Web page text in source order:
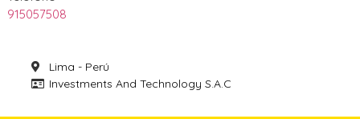
915057508
Lima - Perú
Investments And Technology S.A.C